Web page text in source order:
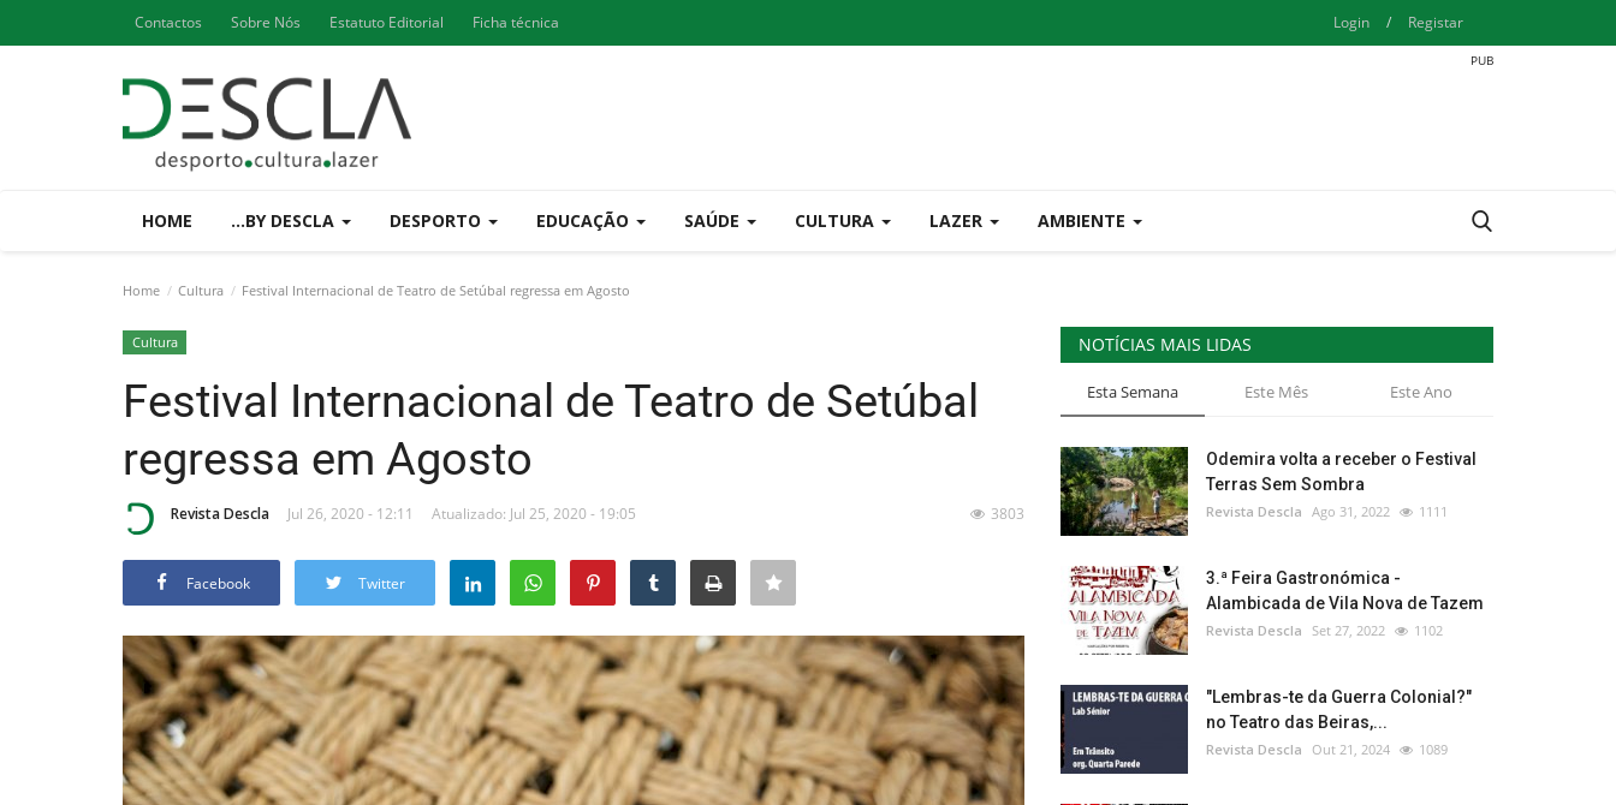
Contactos Sobre Nós Estatuto Editorial Ficha técnica Login / Registar
HOME ...BY DESCLA DESPORTO EDUCAÇÃO SAÚDE CULTURA LAZER AMBIENTE
Home Cultura Festival Internacional de Teatro de Setúbal regressa em Agosto
Cultura
Festival Internacional de Teatro de Setúbal
regressa em Agosto
Revista Descla Jul 26, 2020 - 12:11 Atualizado: Jul 25, 2020 - 19:05 3803
Facebook Twitter
NOTÍCIAS MAIS LIDAS
Esta Semana Este Mês Este Ano
Odemira volta a receber o Festival
Terras Sem Sombra
Revista Descla Ago 31, 2022 1111
3.ª Feira Gastronómica -
Alambicada de Vila Nova de Tazem
Revista Descla Set 27, 2022 1102
"Lembras-te da Guerra Colonial?"
no Teatro das Beiras,...
Revista Descla Out 21, 2024 1089